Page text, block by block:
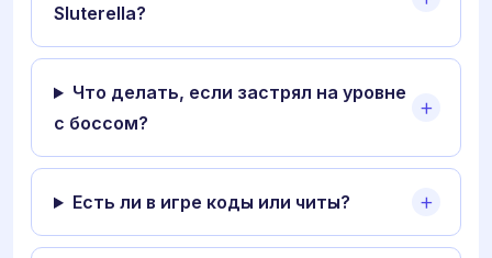
Sluterella?
Что делать, если застрял на уровне
с боссом?
Есть ли в игре коды или читы?